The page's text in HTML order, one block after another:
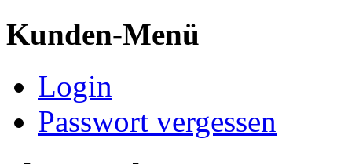
Kunden-Menü
Login
Passwort vergessen